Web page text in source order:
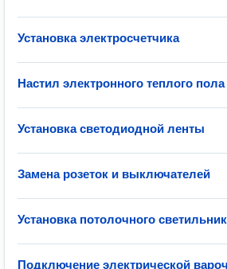
Установка электросчетчика
Настил электронного теплого пола
Установка светодиодной ленты
Замена розеток и выключателей
Установка потолочного
Подключение электрической